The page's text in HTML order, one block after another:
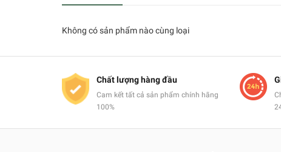
Không có sản phẩm nào cùng loại
Chất lượng hàng đầu
Cam kết tất cả sản phẩm chính hãng
100%